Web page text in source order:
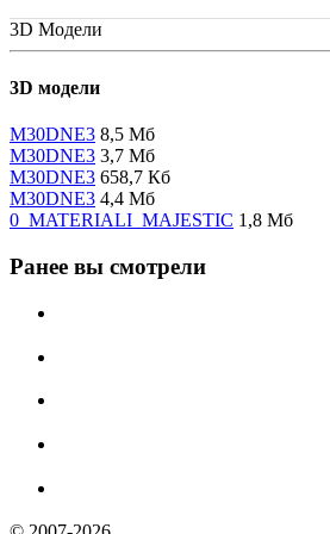
3D Модели
3D модели
M30DNE3 8,5 Мб
M30DNE3 3,7 Мб
M30DNE3 658,7 Кб
M30DNE3 4,4 Мб
0_MATERIALI_MAJESTIC 1,8 Мб
Ранее вы смотрели